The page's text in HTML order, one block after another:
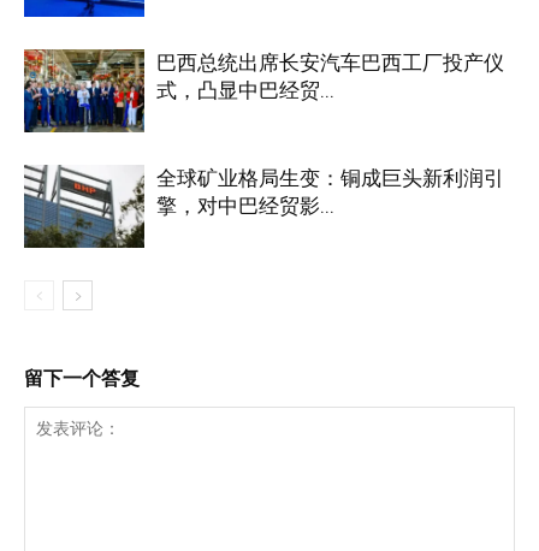
巴西总统出席长安汽车巴西工厂投产仪
式，凸显中巴经贸...
全球矿业格局生变：铜成巨头新利润引
擎，对中巴经贸影...
留下一个答复